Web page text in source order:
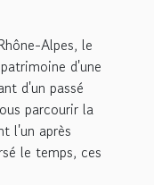
Alpes, le
d'une
d'un passé
parcourir la
l'un après
le temps, ces